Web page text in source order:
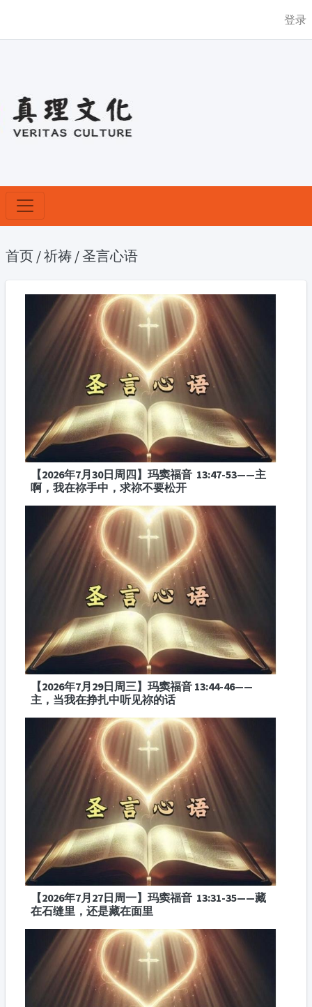
登录
首页 /祈祷 /圣言心语
【2026年7月30日周四】玛窦福音 13:47-53——主
啊，我在祢手中，求祢不要松开
【2026年7月29日周三】玛窦福音 13:44-46——
主，当我在挣扎中听见祢的话
【2026年7月27日周一】玛窦福音 13:31-35——藏
在石缝里，还是藏在面里